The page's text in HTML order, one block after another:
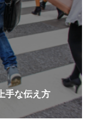
手な伝え方